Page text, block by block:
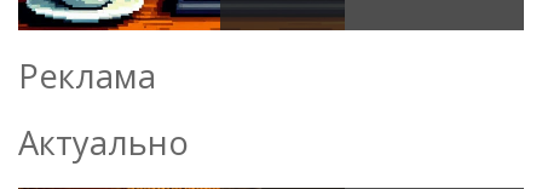
Реклама
Актуально